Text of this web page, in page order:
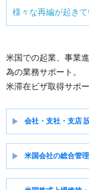
ビ
ゲ
シ
ョ
ン
様々な再編が起き
米国での起業、事業
為の業務サポート。
米滞在ビザ取得サポ
会社・支社・支店
米国会社の総合管